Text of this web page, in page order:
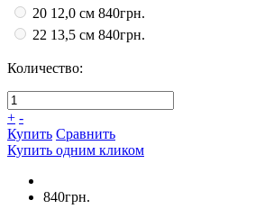
20 12,0 см 840грн.
22 13,5 см 840грн.
Количество:
+ -
Купить Сравнить
Купить одним кликом
840грн.